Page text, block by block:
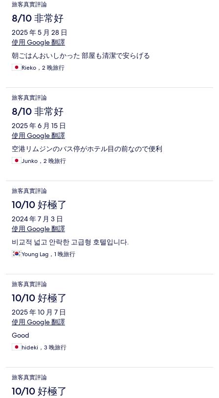
旅客真實評論
8/10 非常好
2025 年 5 月 28 日
使用 Google 翻譯
朝ごはんおいしかった 部屋も清潔で安らげる
Rieko，2 晚旅行
旅客真實評論
8/10 非常好
2025 年 6 月 15 日
使用 Google 翻譯
空港リムジンのバス停がホテル目の前なので便利
Junko，2 晚旅行
旅客真實評論
10/10 好極了
2024 年 7 月 3 日
使用 Google 翻譯
비교적 넓고 안락한 고급형 호텔입니다.
Young Lag，1 晚旅行
旅客真實評論
10/10 好極了
2025 年 10 月 7 日
使用 Google 翻譯
Good
hideki，3 晚旅行
旅客真實評論
10/10 好極了